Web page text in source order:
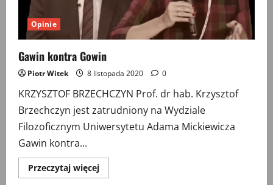
Opinie
Gawin kontra Gowin
Piotr Witek 8 listopada 2020 0
KRZYSZTOF BRZECHCZYN Prof. dr hab. Krzysztof
Brzechczyn jest zatrudniony na Wydziale
Filozoficznym Uniwersytetu Adama Mickiewicza
Gawin kontra...
Przeczytaj więcejPrzeczytaj
więcej